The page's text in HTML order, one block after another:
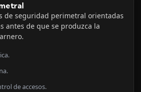
de seguridad perimetral orientadas
antes de que se produzca la
de accesos.